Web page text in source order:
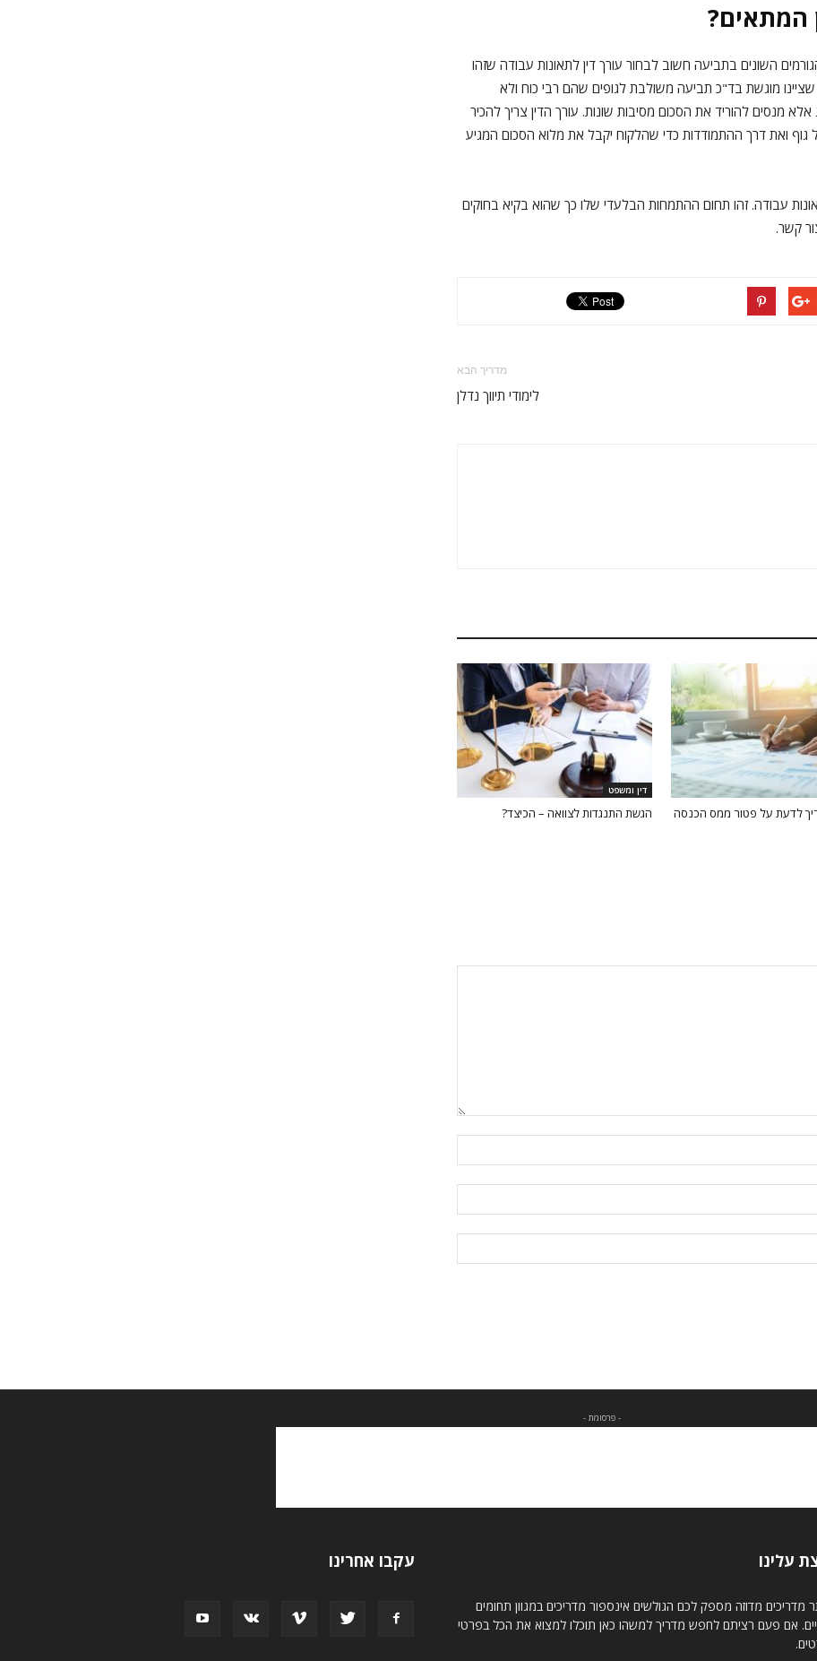
המתאים?
השונים בתביעה חשוב לבחור עורך דין לתאונות עבודה שזהו
מוגשת בד"כ תביעה משולבת לגופים שהם רבי כוח ולא
מנסים להוריד את הסכום מסיבות שונות. עורך הדין צריך להכיר
ואת דרך ההתמודדות כדי שהלקוח יקבל את מלוא הסכום המגיע
עבודה. זהו תחום ההתמחות הבלעדי שלו כך שהוא בקיא בחוקים
קשר.
מדריך הבא
לימודי תיווך נדלן
לדעת על פטור ממס הכנסה
דין ומשפט
הגשת התנגדות לצוואה – הכיצד?
- פרסומת -
עלינו
מדריכים מדוזה מספק לכם הגולשים אינספור מדריכים במגוון תחומים
אם פעם רציתם לחפש מדריך למשהו כאן תוכלו למצוא את הכל בפרטי
עקבו אחרינו